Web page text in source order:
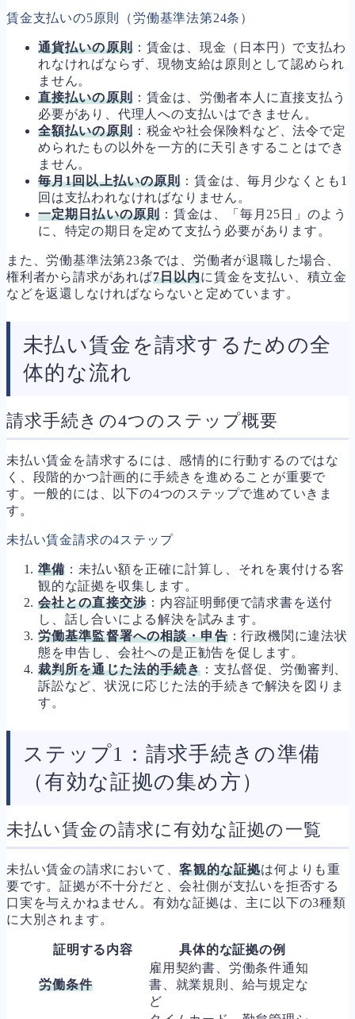
賃金支払いの5原則（労働基準法第24条）
通貨払いの原則：賃金は、現金（日本円）で支払わ
れなければならず、現物支給は原則として認められ
ません。
直接払いの原則：賃金は、労働者本人に直接支払う
必要があり、代理人への支払いはできません。
全額払いの原則：税金や社会保険料など、法令で定
められたもの以外を一方的に天引きすることはでき
ません。
毎月1回以上払いの原則 ：賃金は、毎月少なくとも1
回は支払われなければなりません。
一定期日払いの原則 ：賃金は、「毎月25日」のよう
に、特定の期日を定めて支払う必要があります。
また、労働基準法第23条では、労働者が退職した場合、
権利者から請求があれば7日以内に賃金を支払い、積立金
などを返還しなければならないと定めています。
未払い賃金を請求するための全
体的な流れ
請求手続きの4つのステップ概要
未払い賃金を請求するには、感情的に行動するのではな
く、段階的かつ計画的に手続きを進めることが重要で
す。一般的には、以下の4つのステップで進めていきま
す。
未払い賃金請求の4ステップ
準備 ：未払い額を正確に計算し、それを裏付ける客
観的な証拠を収集します。
会社との直接交渉：内容証明郵便で請求書を送付
し、話し合いによる解決を試みます。
労働基準監督署への相談・申告：行政機関に違法状
態を申告し、会社への是正勧告を促します。
裁判所を通じた法的手続き ：支払督促、労働審判、
訴訟など、状況に応じた法的手続きで解決を図りま
す。
ステップ1：請求手続きの準備
（有効な証拠の集め方）
未払い賃金の請求に有効な証拠の一覧
未払い賃金の請求において、客観的な証拠は何よりも重
要です。証拠が不十分だと、会社側が支払いを拒否する
口実を与えかねません。有効な証拠は、主に以下の3種類
に大別されます。
証明する内容 具体的な証拠の例
労働条件
雇用契約書、労働条件通知
書、就業規則、給与規定な
ど